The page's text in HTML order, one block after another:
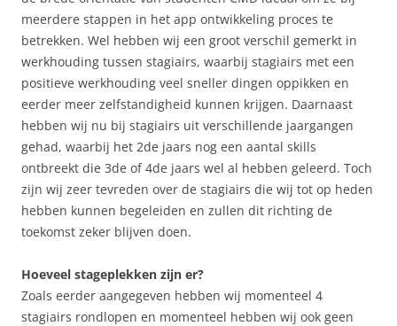
meerdere stappen in het app ontwikkeling proces te
betrekken. Wel hebben wij een groot verschil gemerkt in
werkhouding tussen stagiairs, waarbij stagiairs met een
positieve werkhouding veel sneller dingen oppikken en
eerder meer zelfstandigheid kunnen krijgen. Daarnaast
hebben wij nu bij stagiairs uit verschillende jaargangen
gehad, waarbij het 2de jaars nog een aantal skills
ontbreekt die 3de of 4de jaars wel al hebben geleerd. Toch
zijn wij zeer tevreden over de stagiairs die wij tot op heden
hebben kunnen begeleiden en zullen dit richting de
toekomst zeker blijven doen.
Hoeveel stageplekken zijn er?
Zoals eerder aangegeven hebben wij momenteel 4
stagiairs rondlopen en momenteel hebben wij ook geen